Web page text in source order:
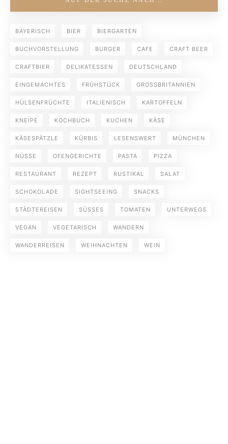
BAYERISCH BIER BIERGARTEN
BUCHVORSTELLUNG BURGER CAFE CRAFT BEER
CRAFTBIER DELIKATESSEN DEUTSCHLAND
EINGEMACHTES FRÜHSTÜCK GROSSBRITANNIEN
HÜLSENFRÜCHTE ITALIENISCH KARTOFFELN
KNEIPE KOCHBUCH KUCHEN KÄSE
KÄSESPÄTZLE KÜRBIS LESENSWERT MÜNCHEN
NÜSSE OFENGERICHTE PASTA PIZZA
RESTAURANT REZEPT RUSTIKAL SALAT
SCHOKOLADE SIGHTSEEING SNACKS
STÄDTEREISEN SÜSSES TOMATEN UNTERWEGS
VEGAN VEGETARISCH WANDERN
WANDERREISEN WEIHNACHTEN WEIN